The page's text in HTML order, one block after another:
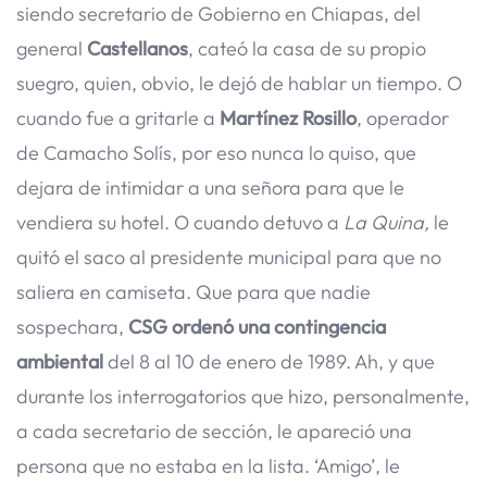
siendo secretario de Gobierno en Chiapas, del
general Castellanos, cateó la casa de su propio
suegro, quien, obvio, le dejó de hablar un tiempo. O
cuando fue a gritarle a Martínez Rosillo, operador
de Camacho Solís, por eso nunca lo quiso, que
dejara de intimidar a una señora para que le
vendiera su hotel. O cuando detuvo a La Quina, le
quitó el saco al presidente municipal para que no
saliera en camiseta. Que para que nadie
sospechara, CSG ordenó una contingencia
ambientaldel 8 al 10 de enero de 1989. Ah, y que
durante los interrogatorios que hizo, personalmente,
a cada secretario de sección, le apareció una
persona que no estaba en la lista. ‘Amigo’, le